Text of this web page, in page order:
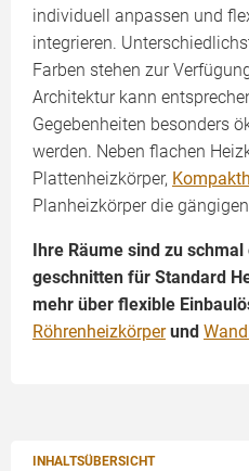
INHALTSÜBERSICHT
individuell anpassen und
integrieren.
Farben stehen zur
Architektur kann
Gegebenheiten besonders
werden. Neben flachen
Plattenheizkörper,
Planheizkörper die
Ihre Räume sind zu
geschnitten für Standard
mehr über flexible
Röhrenheizkörperund